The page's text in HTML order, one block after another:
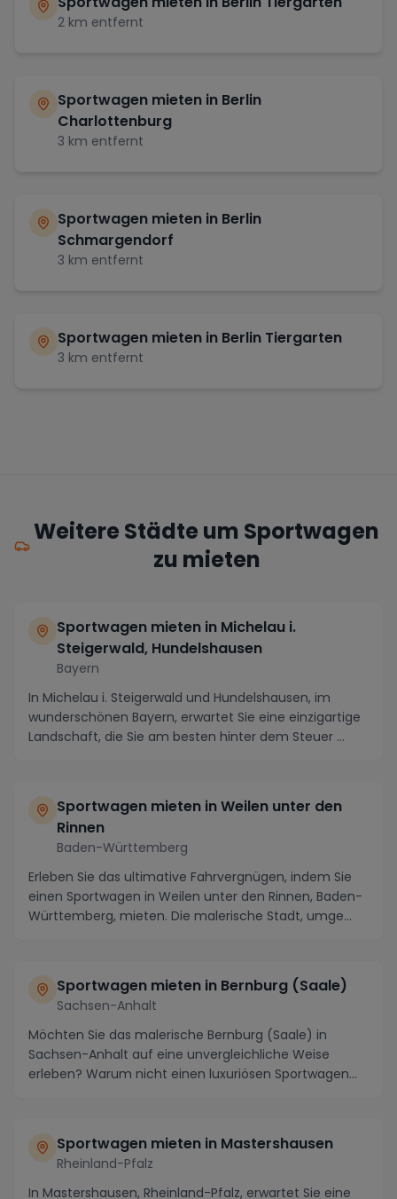
2 km entfernt
Sportwagen mieten in Berlin
Charlottenburg
3 km entfernt
Sportwagen mieten in Berlin
Schmargendorf
3 km entfernt
Sportwagen mieten in Berlin Tiergarten
3 km entfernt
Weitere Städte um Sportwagen
zu mieten
Sportwagen mieten in Michelau i.
Steigerwald, Hundelshausen
Bayern
In Michelau i. Steigerwald und Hundelshausen, im
wunderschönen Bayern, erwartet Sie eine einzigartige
Landschaft, die Sie am besten hinter dem Steuer ...
Sportwagen mieten in Weilen unter den
Rinnen
Baden-Württemberg
Erleben Sie das ultimative Fahrvergnügen, indem Sie
einen Sportwagen in Weilen unter den Rinnen, Baden-
Württemberg, mieten. Die malerische Stadt, umge...
Sportwagen mieten in Bernburg (Saale)
Sachsen-Anhalt
Möchten Sie das malerische Bernburg (Saale) in
Sachsen-Anhalt auf eine unvergleichliche Weise
erleben? Warum nicht einen luxuriösen Sportwagen
Sportwagen mieten in Mastershausen
Rheinland-Pfalz
In Mastershausen, Rheinland-Pfalz, erwartet Sie eine